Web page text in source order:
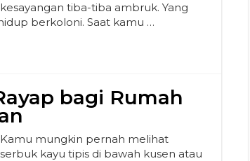
kesayangan tiba-tiba ambruk. Yang
berkoloni. Saat kamu …
bagi Rumah
Kamu mungkin pernah melihat
serbuk kayu tipis di bawah kusen atau